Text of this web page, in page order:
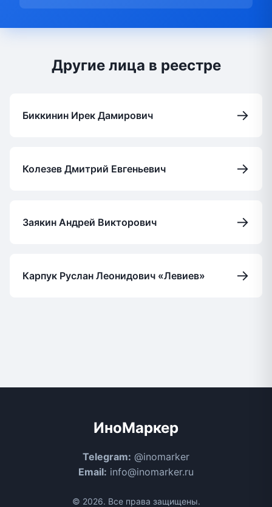
Другие лица в реестре
Биккинин Ирек Дамирович →
Колезев Дмитрий Евгеньевич →
Заякин Андрей Викторович →
Карпук Руслан Леонидович «Левиев» →
ИноМаркер
Telegram: @inomarker
Email: info@inomarker.ru
© 2026. Все права защищены.